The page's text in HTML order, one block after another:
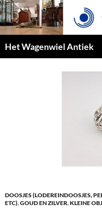
Het Wagenwiel Antiek
DOOSJES (LODEREINDOOSJES,
ETC),GOUD EN ZILVER,KLEINE